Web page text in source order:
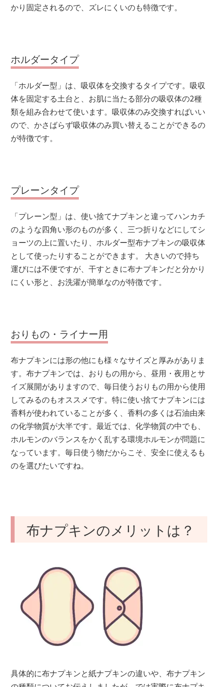
かり固定されるので、ズレにくいのも特徴です。
ホルダータイプ
「ホルダー型」は、吸収体を交換するタイプです。吸収
体を固定する土台と、お肌に当たる部分の吸収体の2種
類を組み合わせて使います。吸収体のみ交換すればいい
ので、かさばらず吸収体のみ買い替えることができるの
が特徴です。
プレーンタイプ
「プレーン型」は、使い捨てナプキンと違ってハンカチ
のような四角い形のものが多く、三つ折りなどにしてシ
ョーツの上に置いたり、ホルダー型布ナプキンの吸収体
として使ったりすることができます。 大きいので持ち
運びには不便ですが、干すときに布ナプキンだと分かり
にくい形と、お洗濯が簡単なのが特徴です。
おりもの・ライナー用
布ナプキンには形の他にも様々なサイズと厚みがありま
す。布ナプキンでは、おりもの用から、昼用・夜用とサ
イズ展開がありますので、毎日使うおりもの用から使用
してみるのもオススメです。特に使い捨てナプキンには
香料が使われていることが多く、香料の多くは石油由来
の化学物質が大半です。最近では、化学物質の中でも、
ホルモンのバランスをかく乱する環境ホルモンが問題に
なっています。毎日使う物だからこそ、安全に使えるも
のを選びたいですね。
布ナプキンのメリットは？
具体的に布ナプキンと紙ナプキンの違いや、布ナプキン